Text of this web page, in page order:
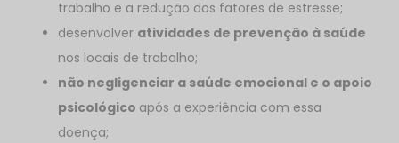
trabalho e a redução dos fatores de estresse;
desenvolver atividades de prevenção à saúde
nos locais de trabalho;
não negligenciar a saúde emocional e o apoio
psicológico após a experiência com essa
doença;